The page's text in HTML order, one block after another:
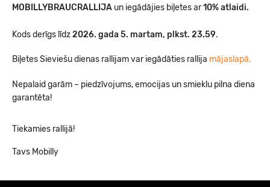
MOBILLYBRAUCRALLIJA un iegādājies biļetes ar10% atlaidi.
Kods derīgs līdz2026. gada 5. martam, plkst. 23.59.
Biļetes Sieviešu dienas rallijam var iegādāties rallija mājaslapā.
Nepalaid garām – piedzīvojums, emocijas un smieklu pilna diena
garantēta!
Tiekamies rallijā!
Tavs Mobilly